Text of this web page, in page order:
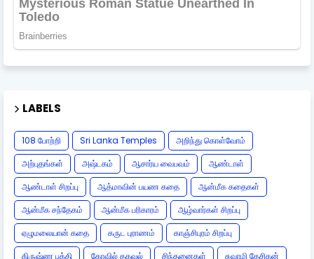
LABELS
108 போற்றி Sri Lanka Temples
அறிந்து கொள்வோம்
அற்புதங்கள்
அஷ்டகம் ஆசார்ய வைபவம்
ஆண்டாள்
ஆண்டாள் சிறப்பு
ஆத்மாவின் பயண கதை
ஆன்மீக கதைகள்
ஆன்மீக சந்தேகம்
ஆன்மீக பரிகாரம்
ஆழ்வார்கள் சிறப்பு
ஏழுமலையான் கதை
கருட புராணம்
காஞ்சிபுரம் சிறப்பு
கிருஷ்ண பக்தி
கோவில் தகவல் சிந்தனைகள்
சுவாமி தேசிகன்